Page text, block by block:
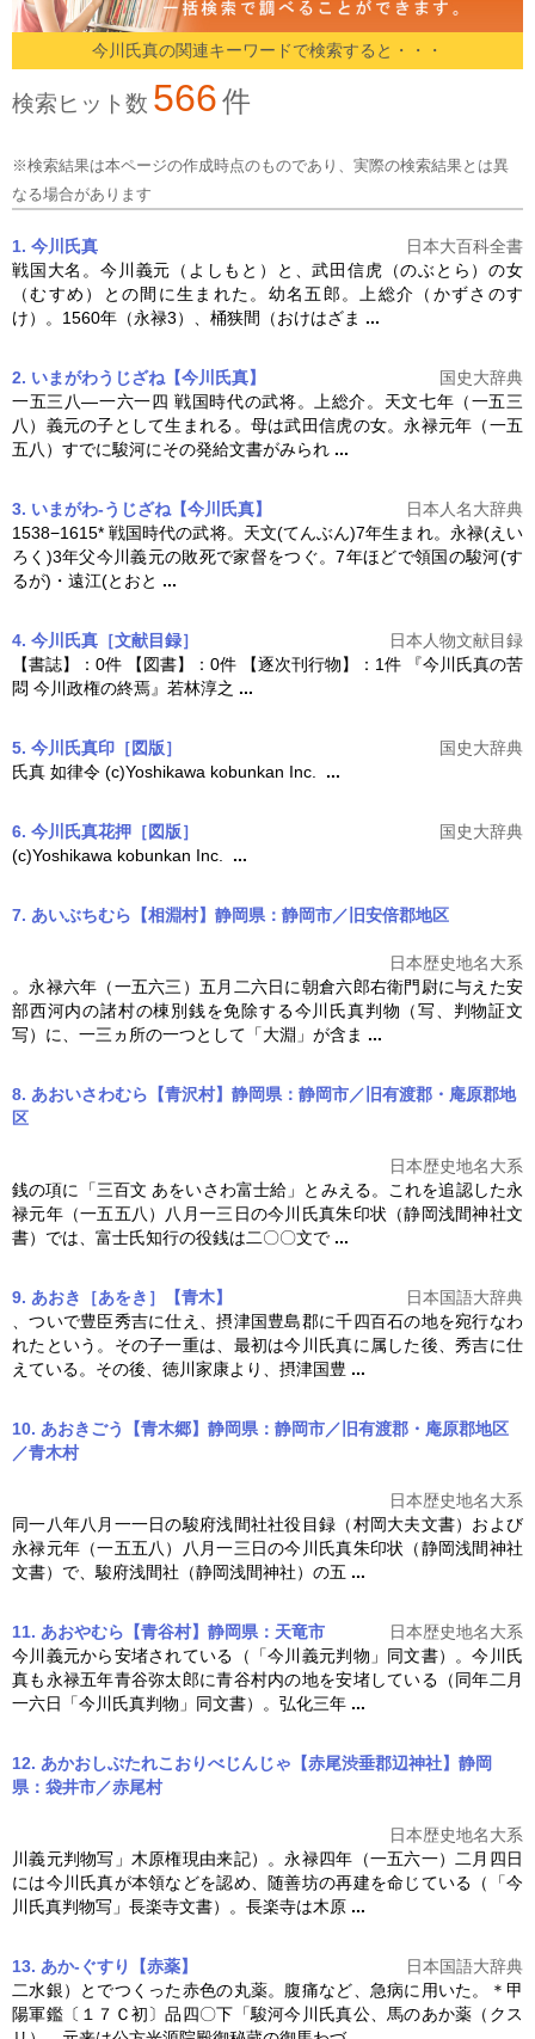
今川氏真の関連キーワードで検索すると・・・
検索ヒット数 566件
※検索結果は本ページの作成時点のものであり、実際の検索結果とは異
なる場合があります
1. 今川氏真
日本大百科全書
戦国大名。今川義元（よしもと）と、武田信虎（のぶとら）の女
（むすめ）との間に生まれた。幼名五郎。上総介（かずさのす
け）。1560年（永禄3）、桶狭間（おけはざま ...
2. いまがわうじざね【今川氏真】
国史大辞典
一五三八―一六一四 戦国時代の武将。上総介。天文七年（一五三
八）義元の子として生まれる。母は武田信虎の女。永禄元年（一五
五八）すでに駿河にその発給文書がみられ ...
3. いまがわ-うじざね【今川氏真】
日本人名大辞典
1538−1615* 戦国時代の武将。天文(てんぶん)7年生まれ。永禄(えい
ろく)3年父今川義元の敗死で家督をつぐ。7年ほどで領国の駿河(す
るが)・遠江(とおと ...
4. 今川氏真［文献目録］
日本人物文献目録
【書誌】：0件 【図書】：0件 【逐次刊行物】：1件 『今川氏真の苦
悶 今川政権の終焉』若林淳之 ...
5. 今川氏真印［図版］
国史大辞典
氏真 如律令 (c)Yoshikawa kobunkan Inc. ...
6. 今川氏真花押［図版］
国史大辞典
(c)Yoshikawa kobunkan Inc. ...
7. あいぶちむら【相淵村】静岡県：静岡市／旧安倍郡地区
日本歴史地名大系
。永禄六年（一五六三）五月二六日に朝倉六郎右衛門尉に与えた安
部西河内の諸村の棟別銭を免除する今川氏真判物（写、判物証文
写）に、一三ヵ所の一つとして「大淵」が含ま ...
8. あおいさわむら【青沢村】静岡県：静岡市／旧有渡郡・庵原郡地
区
日本歴史地名大系
銭の項に「三百文 あをいさわ富士給」とみえる。これを追認した永
禄元年（一五五八）八月一三日の今川氏真朱印状（静岡浅間神社文
書）では、富士氏知行の役銭は二〇〇文で ...
9. あおき［あをき］【青木】
日本国語大辞典
、ついで豊臣秀吉に仕え、摂津国豊島郡に千四百石の地を宛行なわ
れたという。その子一重は、最初は今川氏真に属した後、秀吉に仕
えている。その後、徳川家康より、摂津国豊 ...
10. あおきごう【青木郷】静岡県：静岡市／旧有渡郡・庵原郡地区
／青木村
日本歴史地名大系
同一八年八月一一日の駿府浅間社社役目録（村岡大夫文書）および
永禄元年（一五五八）八月一三日の今川氏真朱印状（静岡浅間神社
文書）で、駿府浅間社（静岡浅間神社）の五 ...
11. あおやむら【青谷村】静岡県：天竜市
日本歴史地名大系
今川義元から安堵されている（「今川義元判物」同文書）。今川氏
真も永禄五年青谷弥太郎に青谷村内の地を安堵している（同年二月
一六日「今川氏真判物」同文書）。弘化三年 ...
12. あかおしぶたれこおりべじんじゃ【赤尾渋垂郡辺神社】静岡
県：袋井市／赤尾村
日本歴史地名大系
川義元判物写」木原権現由来記）。永禄四年（一五六一）二月四日
には今川氏真が本領などを認め、随善坊の再建を命じている（「今
川氏真判物写」長楽寺文書）。長楽寺は木原 ...
13. あか‐ぐすり【赤薬】
日本国語大辞典
二水銀）とでつくった赤色の丸薬。腹痛など、急病に用いた。＊甲
陽軍鑑〔１７Ｃ初〕品四〇下「駿河今川氏真公、馬のあか薬（クス